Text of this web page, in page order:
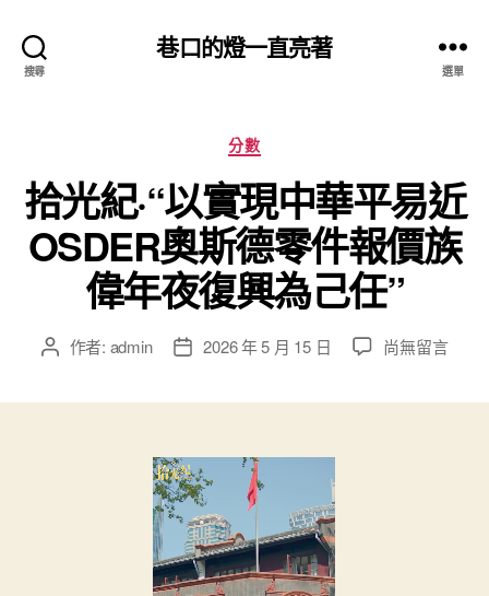
搜尋
巷口的燈一直亮著
選單
分
類
分數
拾光紀·“以實現中華平易近
OSDER奧斯德零件報價族
偉年夜復興為己任”
文 作者: admin
文
期
2026 年 5 月 15 日
在
尚無留言